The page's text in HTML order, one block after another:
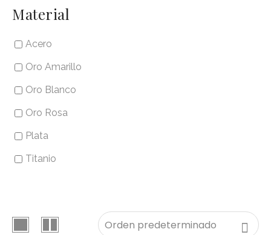
Material
Acero
Oro Amarillo
Oro Blanco
Oro Rosa
Plata
Titanio